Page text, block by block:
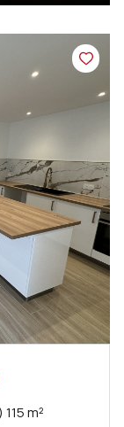
Maison 4 pièce(s) 3 chambre(s) 115 m²